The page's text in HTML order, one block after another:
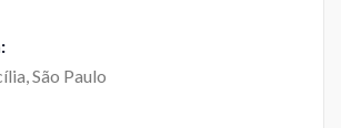
São Paulo